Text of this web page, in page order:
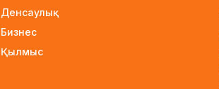
Денсаулық
Бизнес
Қылмыс